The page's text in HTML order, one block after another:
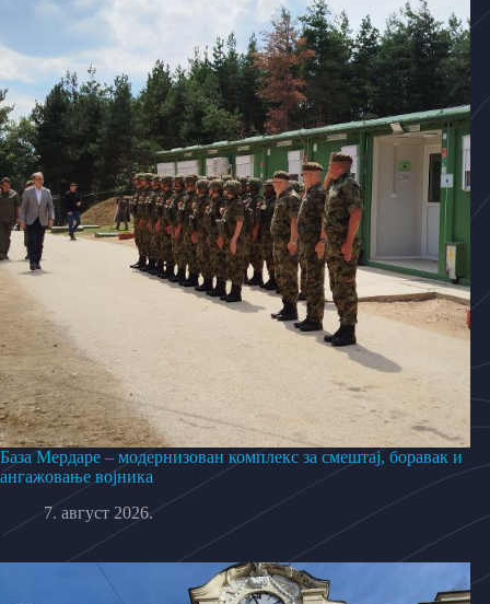
База Мердаре – модернизован комплекс за смештај, боравак и
ангажовање војника
7. август 2026.